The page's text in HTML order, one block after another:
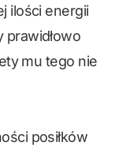
ilości energii
prawidłowo
mu tego nie
posiłków